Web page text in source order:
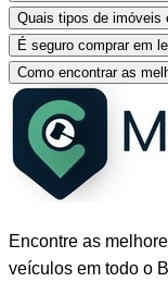
Quais tipos de imóveis
É seguro comprar em
Como encontrar as
Encontre as
veículos em todo o